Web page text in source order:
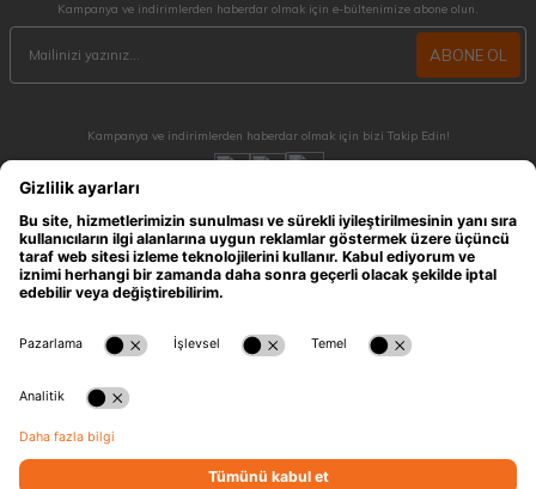
Kampanya ve indirimlerden haberdar olmak için e-bültenimize abone olun.
ABONE OL
Kampanya ve indirimlerden haberdar olmak için bizi Takip Edin!
MÜŞTERİ HİZMETLERİ
Hafta içi 09:30 - 18:30 / Hafta sonu 10:00 - 17:00 arası merak ettiğiniz tüm sorular ve
siparişleriniz için ulaşabilirsiniz.
ÖNEMLİ BİLGİLER
HIZLI ERİŞİM
KATEGORİLER